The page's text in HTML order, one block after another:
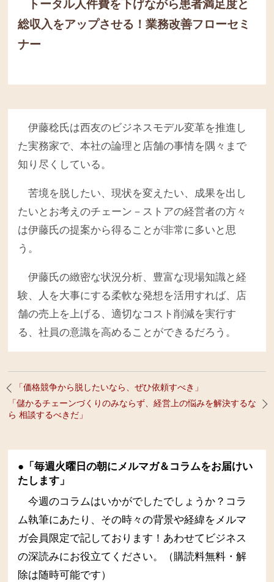
トータル人件費を下げながら患者満足度と
総収入をアップさせる！業務改善フローセミ
ナー
伊藤稔氏は西友のビジネスモデル変革を推進し
た実務家で、本社の論理と店舗の事情を隅々まで
知り尽くしている。
苦境を脱したい、現状を変えたい、成果を出し
たいとお考えのチェーン－ストアの経営者の方々
は伊藤氏の提案から得ることが非常に多いと思
う。
伊藤氏の緻密な状況分析、豊富な現場知識と経
験、人を大事にする柔軟な発想を活用すれば、店
舗の売上を上げる、適切なコスト削減を実行す
る、社員の意識を高めることができるだろう。
「価格競争から脱したいなら、ぜひ依頼すべき」
「儲かるチェーンづくりのみならず、経営上の悩みを解決するな
ら 相談するべきだ」
●「毎週火曜日の朝にメルマガ＆コラムをお届けい
たします」
今週のコラムはいかがでしたでしょうか？コラ
ム執筆にあたり、その時々の背景や経緯をメルマ
ガ会員限定で記しております！あわせてビジネス
の深読みにお役立てください。（購読料無料・解
除は随時可能です）